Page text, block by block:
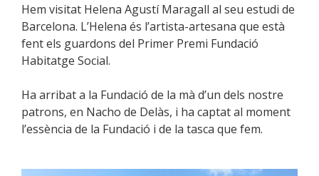
Hem visitat Helena Agustí Maragall al seu estudi de
Barcelona. L’Helena és l’artista-artesana que està
fent els guardons del Primer Premi Fundació
Habitatge Social.
Ha arribat a la Fundació de la mà d’un dels nostre
patrons, en Nacho de Delàs, i ha captat al moment
l’essència de la Fundació i de la tasca que fem.